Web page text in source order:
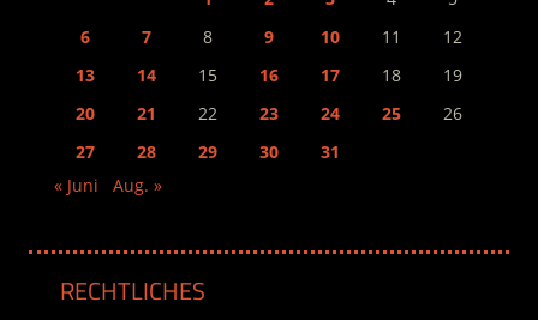
6
7 8 9 10 11
12
13
14 15 16 17 18
19
20
21 22 23 24 25
26
27
28 29 30
31
« Juni
Aug. »
RECHTLICHES